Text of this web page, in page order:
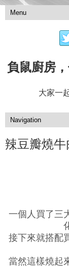
負鼠廚房
大家一
辣豆瓣燒牛
一個人買了三
接下來就搭配
當然這樣燒起